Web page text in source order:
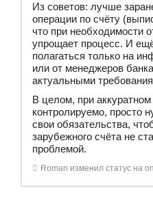
Из советов: лучше
операции по счёту
что при необходимости
упрощает процесс. И
полагаться только на
или от менеджеров
актуальными
В целом, при
контролируемо, просто
свои обязательства,
зарубежного счёта не
проблемой.
Roman изменил статус на